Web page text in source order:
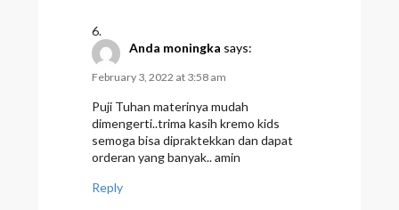
Anda moningka says:
February 3, 2022 at 3:58 am
Puji Tuhan materinya mudah
dimengerti..trima kasih kremo kids
semoga bisa dipraktekkan dan dapat
orderan yang banyak.. amin
Reply